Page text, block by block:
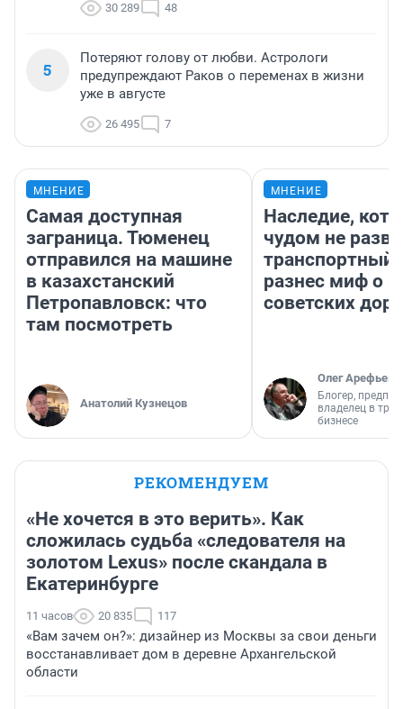
30 289 48
5
Потеряют голову от любви. Астрологи
предупреждают Раков о переменах в жизни
уже в августе
26 495 7
МНЕНИЕ
Самая доступная
заграница. Тюменец
отправился на машине
в казахстанский
Петропавловск: что
там посмотреть
Анатолий Кузнецов
МНЕНИЕ
Наследие,
чудом не
транспортный
разнес миф о
советских
Олег Арефьев
Блогер,
владелец в
бизнесе
РЕКОМЕНДУЕМ
«Не хочется в это верить». Как
сложилась судьба «следователя на
золотом Lexus» после скандала в
Екатеринбурге
11 часов 20 835 117
«Вам зачем он?»: дизайнер из Москвы за свои деньги
восстанавливает дом в деревне Архангельской
области